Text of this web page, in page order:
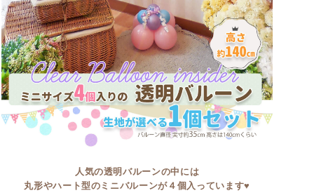
人気の透明バルーンの中には
丸形やハート型のミニバルーンが４個入っています♥